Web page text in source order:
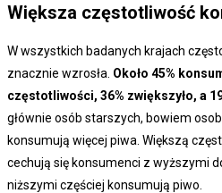
Większa częstotliwość
W wszystkich badanych krajach
znacznie wzrosła. Około 45%
częstotliwości, 36% zwiększyło, a
głównie osób starszych, bowiem
konsumują więcej piwa. Większą
cechują się konsumenci z wyższymi
niższymi częściej konsumują piwo.